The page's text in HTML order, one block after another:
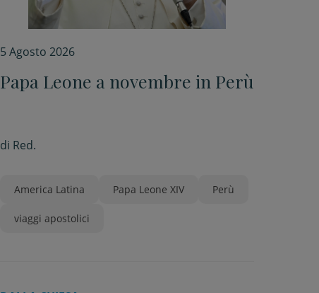
5 Agosto 2026
Papa Leone a novembre in Perù
di Red.
America Latina Papa Leone XIV Perù
viaggi apostolici